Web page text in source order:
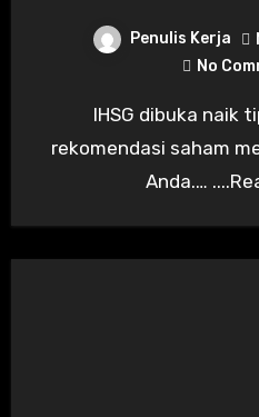
Penulis Kerja
No
IHSG dibuka naik tipis hari ini, simak
rekomendasi saham
Anda.…